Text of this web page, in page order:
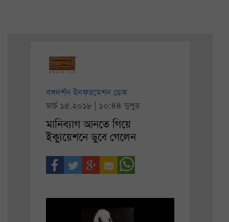
বঙ্গদর্শন ইনফরমেশন ডেস্ক
মার্চ ১৫.২০১৮ | ১০:৪৪ দুপুর
মানিব্যাগ আনতে গিয়ে
ইক্যুয়েশনে ডুবে গেলেন